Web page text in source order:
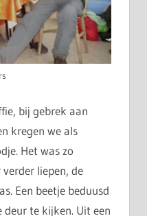
bij gebrek aan
kregen we als
Het was zo
liepen, de
Een beetje beduusd
deur te kijken. Uit een